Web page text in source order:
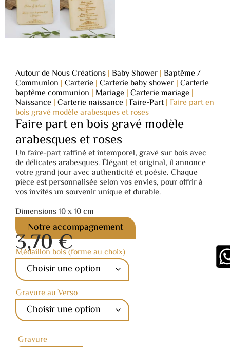
Autour de Nous Créations |Baby Shower |Baptême /
Communion |Carterie |Carterie baby shower |Carterie
baptême communion | Mariage |Carterie mariage |
Naissance |Carterie naissance |Faire-Part|Faire part en
bois gravé modèle arabesques et roses
Faire part en bois gravé modèle
arabesques et roses
Un faire-part raffiné et intemporel, gravé sur bois avec
de délicates arabesques. Élégant et original, il annonce
votre grand jour avec authenticité et poésie. Chaque
pièce est personnalisée selon vos envies, pour offrir à
vos invités un souvenir unique et durable.
Dimensions 10 x 10 cm
Notre accompagnement
3,70€
Médaillon bois (forme au choix)
Gravure au Verso
Gravure